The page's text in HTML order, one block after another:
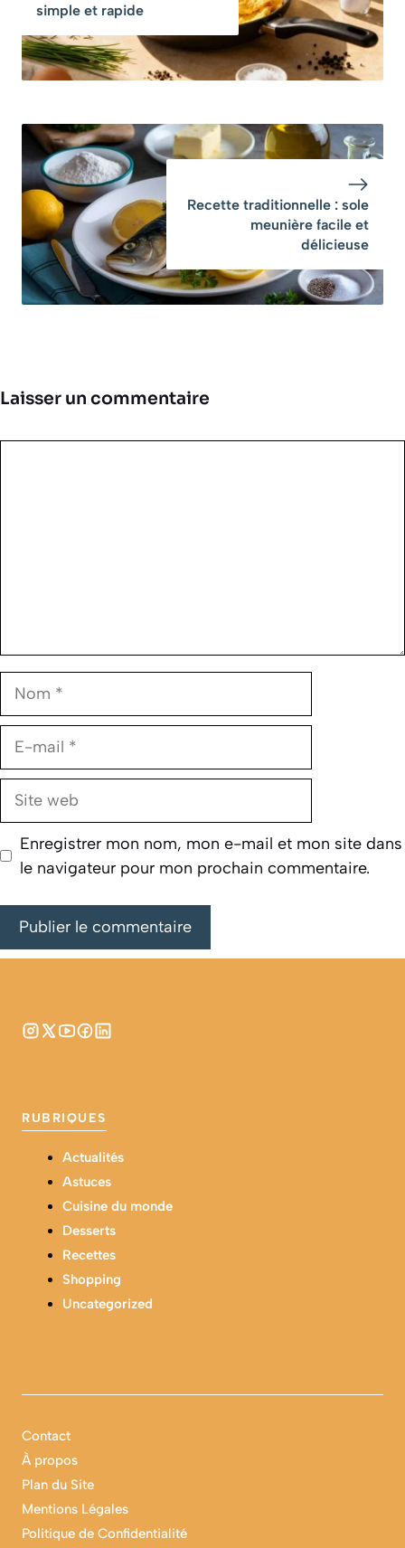
simple et rapide
Recette traditionnelle : sole
meunière facile et
délicieuse
Laisser un commentaire
Nom
E-
Site
Enregistrer mon nom, mon e-mail et mon site dans
le navigateur pour mon prochain commentaire.
RUBRIQUES
Actualités
Astuces
Cuisine du monde
Desserts
Recettes
Shopping
Uncategorized
Contact
À propos
Plan du Site
Mentions Légales
Politique de Confidentialité